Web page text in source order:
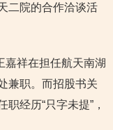
二院的合作洽谈活
嘉祥在担任航天南湖
兼职。而招股书关
经历“只字未提”，